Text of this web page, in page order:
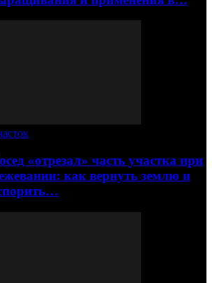
«отрезал» часть участка при
как вернуть землю и